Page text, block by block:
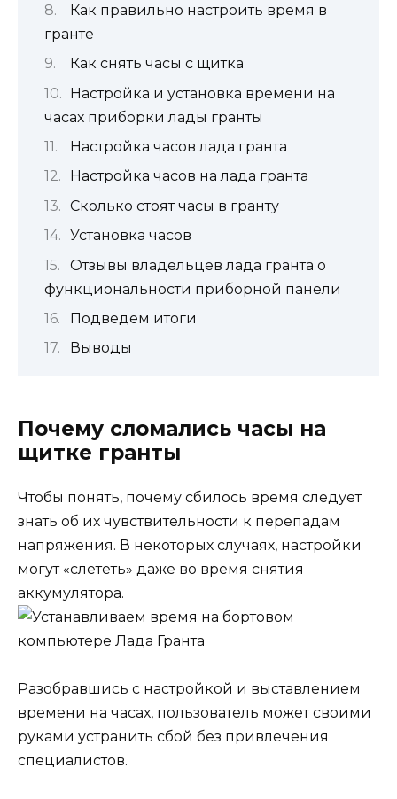
Как правильно настроить время в
гранте
Как снять часы с щитка
Настройка и установка времени на
часах приборки лады гранты
Настройка часов лада гранта
Настройка часов на лада гранта
Сколько стоят часы в гранту
Установка часов
Отзывы владельцев лада гранта о
функциональности приборной панели
Подведем итоги
Выводы
Почему сломались часы на
щитке гранты
Чтобы понять, почему сбилось время следует
знать об их чувствительности к перепадам
напряжения. В некоторых случаях, настройки
могут «слететь» даже во время снятия
аккумулятора.
Разобравшись с настройкой и выставлением
времени на часах, пользователь может своими
руками устранить сбой без привлечения
специалистов.